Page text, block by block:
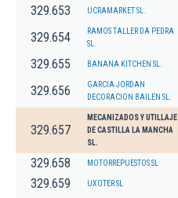
329.653 UCRAMARKET SL.
329.654
RAMOS TALLER DA PEDRA
SL.
329.655 BANANA KITCHEN SL.
329.656
GARCIA JORDAN
DECORACION BAILEN SL.
329.657
MECANIZADOS Y UTILLAJE
DE CASTILLA LA MANCHA
SL.
329.658 MOTORREPUESTOS SL
329.659 UXOTER SL